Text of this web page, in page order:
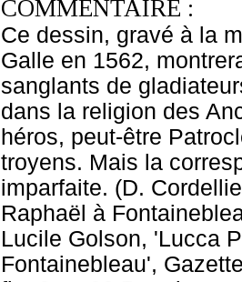
COMMENTAIRE :
Ce dessin, gravé à la
Galle en 1562,
sanglants de
dans la religion des
héros, peut-être
troyens. Mais la
imparfaite. (D.
Raphaël à
Lucile Golson, 'Lucca
Fontainebleau',